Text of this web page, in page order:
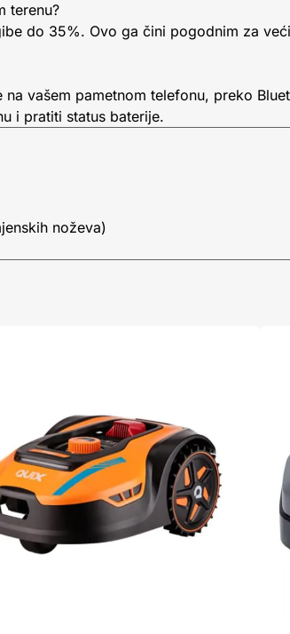
terenu?
do 35%. Ovo ga čini pogodnim za
vašem pametnom telefonu, preko
i pratiti status baterije.
noževa)